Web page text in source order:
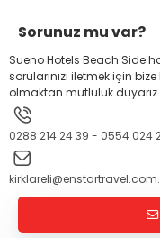
Sorunuz mu var?
Sueno Hotels Beach Side
sorularınızı iletmek için
olmaktan mutluluk duyarız.
0288 214 24 39 - 0554 024